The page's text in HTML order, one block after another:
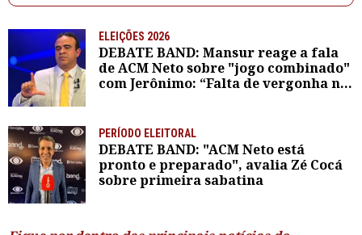
ELEIÇÕES 2026
DEBATE BAND: Mansur reage a fala
de ACM Neto sobre "jogo combinado"
com Jerônimo: “Falta de vergonha na
PERÍODO ELEITORAL
DEBATE BAND: "ACM Neto está
pronto e preparado", avalia Zé Cocá
sobre primeira sabatina